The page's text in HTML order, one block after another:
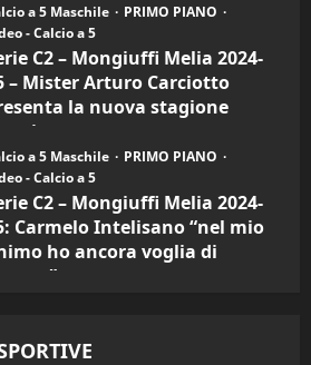
09/2024
a 5 Maschile
PRIMO PIANO
- Calcio a 5
C2 – Mongiuffi Melia 2024-
– Mister Arturo Carciotto
la nuova stagione
09/2024
a 5 Maschile
PRIMO PIANO
- Calcio a 5
C2 – Mongiuffi Melia 2024-
Carmelo Intelisano “nel mio
ho ancora voglia di